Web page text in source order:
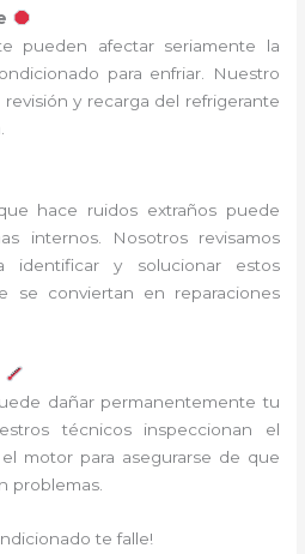
pueden afectar seriamente la
para enfriar. Nuestro
y recarga del refrigerante
hace ruidos extraños puede
internos. Nosotros revisamos
identificar y solucionar estos
se conviertan en reparaciones
dañar permanentemente tu
técnicos inspeccionan el
motor para asegurarse de que
problemas.
te falle!